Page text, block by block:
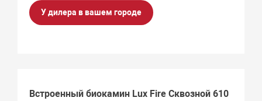
У дилера в вашем городе
Встроенный биокамин Lux Fire Сквозной 610